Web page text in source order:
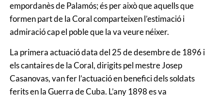
empordanès de Palamós; és per aixòque aquells que
formen part de la Coral comparteixen l’estimació i
admiració cap el poble que la va veure néixer.
La primera actuació data del 25 de desembre de 1896 i
els cantaires de la Coral, dirigits pel mestre Josep
Casanovas, van fer l’actuació en benefici dels soldats
ferits en la Guerra de Cuba. L’any 1898 es va